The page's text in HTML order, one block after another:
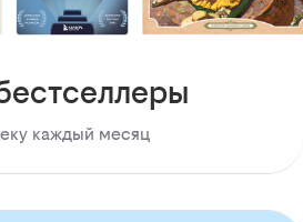
каждый месяц